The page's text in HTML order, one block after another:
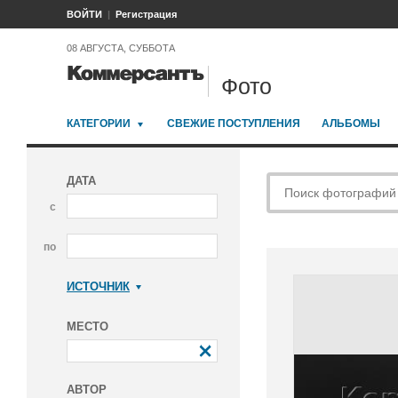
ВОЙТИ Регистрация
08 АВГУСТА, СУББОТА
Фото
КАТЕГОРИИ СВЕЖИЕ ПОСТУПЛЕНИЯ АЛЬБОМЫ
ДАТА
с
по
ИСТОЧНИК
МЕСТО
АВТОР